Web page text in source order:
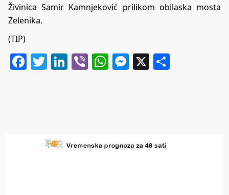
Živinica Samir Kamnjeković prilikom obilaska mosta
Zelenika.
(TIP)
Facebook
Twitter
LinkedIn
ViberWhatsApp
Messenger
X